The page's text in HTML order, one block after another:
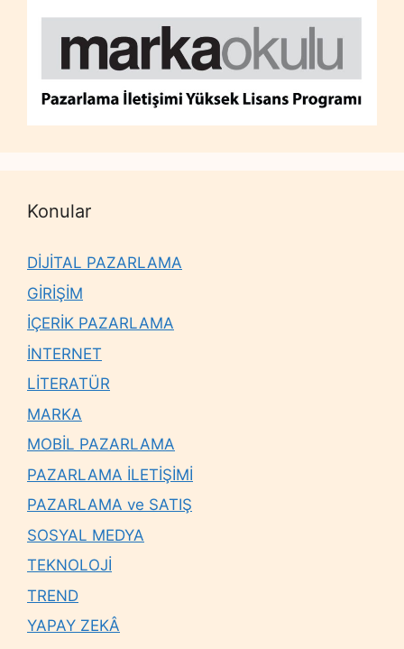
Konular
DİJİTAL PAZARLAMA
GİRİŞİM
İÇERİK PAZARLAMA
İNTERNET
LİTERATÜR
MARKA
MOBİL PAZARLAMA
PAZARLAMA İLETİŞİMİ
PAZARLAMA ve SATIŞ
SOSYAL MEDYA
TEKNOLOJİ
TREND
YAPAY ZEKÂ